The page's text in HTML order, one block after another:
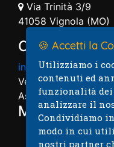
Via Trinità 3/9
41058 Vignola (MO)
Contatti
Vendita:
Assistenza:
Mappa
🍪 Accetti la
Utilizziamo i
contenuti ed
funzionalità dei
analizzare il
Condividiamo
modo in cui
nostri partner